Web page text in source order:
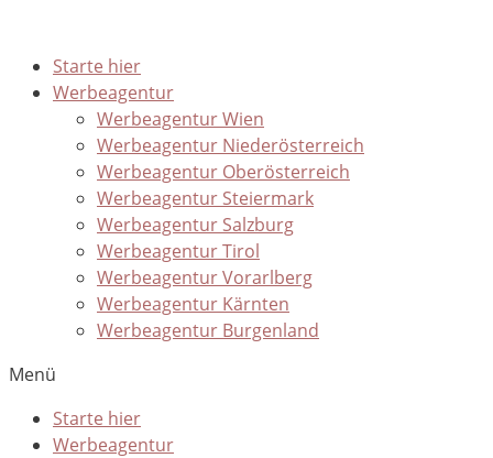
Starte hier
Werbeagentur
Werbeagentur Wien
Werbeagentur Niederösterreich
Werbeagentur Oberösterreich
Werbeagentur Steiermark
Werbeagentur Salzburg
Werbeagentur Tirol
Werbeagentur Vorarlberg
Werbeagentur Kärnten
Werbeagentur Burgenland
Menü
Starte hier
Werbeagentur